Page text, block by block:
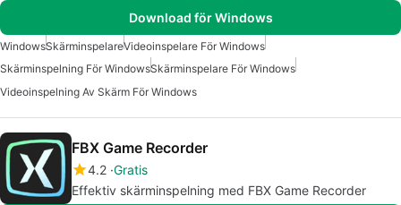
Download för Windows
WindowsSkärminspelareVideoinspelare För Windows
Skärminspelning För WindowsSkärminspelare För Windows
Videoinspelning Av Skärm För Windows
FBX Game Recorder
4.2 Gratis
Effektiv skärminspelning med FBX Game Recorder